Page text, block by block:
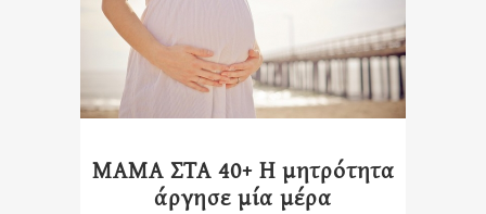
ΜΑΜΑ ΣΤΑ 40+ Η μητρότητα
άργησε μία μέρα